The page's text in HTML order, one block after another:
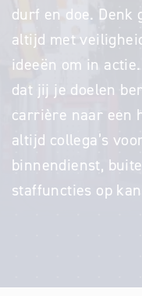
durf en doe. Denk
altijd met
ideeën om in actie.
dat jij je doelen
carrière naar een
altijd collega’s
binnendienst,
staffuncties op